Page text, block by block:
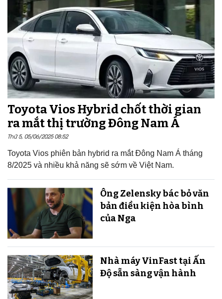
Toyota Vios Hybrid chốt thời gian
ra mắt thị trường Đông Nam Á
Thứ 5, 05/06/2025 08:52
Toyota Vios phiên bản hybrid ra mắt Đông Nam Á tháng
8/2025 và nhiều khả năng sẽ sớm về Việt Nam.
Ông Zelensky bác bỏ văn
bản điều kiện hòa bình
của Nga
Nhà máy VinFast tại Ấn
Độ sẵn sàng v​​​​​​​ận hành